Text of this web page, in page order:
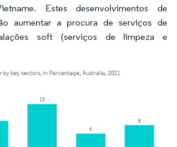
Estes desenvolvimentos de
aumentar a procura de serviços de
soft (serviços de limpeza e